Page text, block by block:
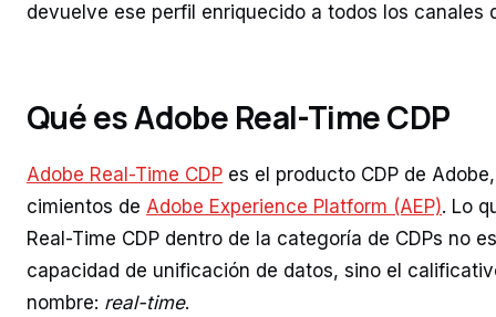
devuelve ese perfil enriquecido a todos los canales
Qué es Adobe Real-Time CDP
Adobe Real-Time CDP es el producto CDP de
cimientos de Adobe Experience Platform (AEP). Lo
Real-Time CDP dentro de la categoría de CDPs no
capacidad de unificación de datos, sino el
nombre: real-time.